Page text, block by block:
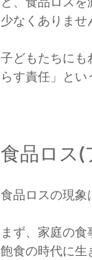
少なくありませ
子どもたちにも
らす責任」とい
食品ロス(
食品ロスの現象
まず、家庭の食
飽食の時代に生